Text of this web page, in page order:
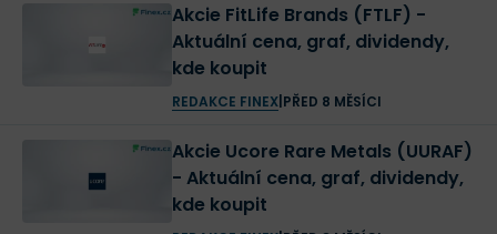
Akcie FitLife Brands (FTLF) -
Aktuální cena, graf, dividendy,
kde koupit
REDAKCE FINEX| PŘED 8 MĚSÍCI
Akcie Ucore Rare Metals (UURAF)
- Aktuální cena, graf, dividendy,
kde koupit